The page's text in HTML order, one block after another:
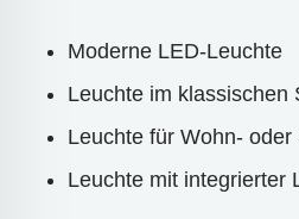
Moderne LED-Leuchte
Leuchte im klassischen
Leuchte für Wohn-
Leuchte mit integrierter